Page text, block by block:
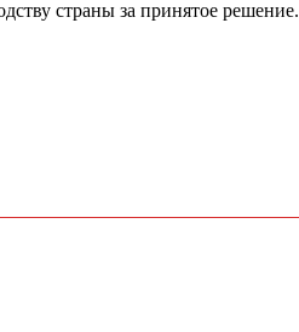
страны за принятое решение.